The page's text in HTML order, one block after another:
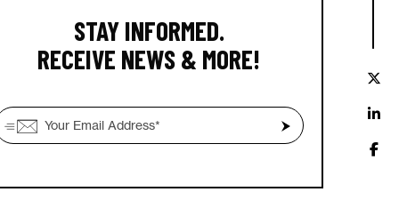
STAY INFORMED.
RECEIVE NEWS & MORE!